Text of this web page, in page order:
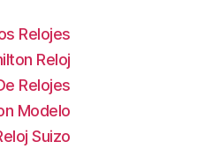
Relojes
Reloj
Relojes
Modelo
Suizo